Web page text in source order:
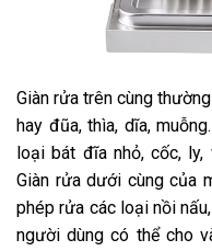
Giàn rửa trên cùng
hay đũa, thìa, dĩa,
loại bát đĩa nhỏ, cốc,
Giàn rửa dưới cùng của
phép rửa các loại nồi
người dùng có thể cho